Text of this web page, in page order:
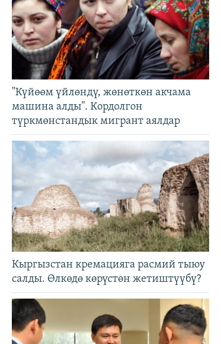
"Күйөөм үйлөндү, жөнөткөн акчама
машина алды". Кордолгон
түркмөнстандык мигрант аялдар
Кыргызстан кремацияга расмий тыюу
салды. Өлкөдө көрүстөн жетиштүүбү?